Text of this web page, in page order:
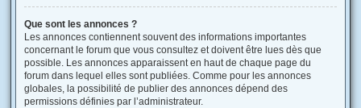
Que sont les annonces ?
Les annonces contiennent souvent des informations importantes
concernant le forum que vous consultez et doivent être lues dès que
possible. Les annonces apparaissent en haut de chaque page du
forum dans lequel elles sont publiées. Comme pour les annonces
globales, la possibilité de publier des annonces dépend des
permissions définies par l’administrateur.